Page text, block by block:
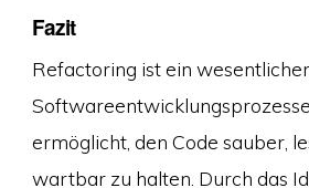
Fazit
Refactoring ist ein
ermöglicht, den Code sauber,
wartbar zu halten. Durch das